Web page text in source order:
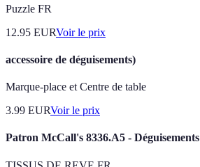
Puzzle FR
12.95 EURVoir le prix
accessoire de déguisements)
Marque-place et Centre de table
3.99 EURVoir le prix
Patron McCall's 8336.A5 - Déguisements